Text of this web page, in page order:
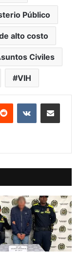
Público
alto costo
Civiles
VIH
Reddit VKontakteCompartir vía Mail